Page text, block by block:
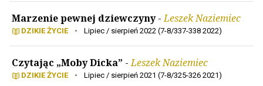
Marzenie pewnej dziewczyny-Leszek Naziemiec
DZIKIE ŻYCIE • Lipiec / sierpień 2022 (7-8/337-338 2022)
Czytając „Moby Dicka” -Leszek Naziemiec
DZIKIE ŻYCIE • Lipiec / sierpień 2021 (7-8/325-326 2021)